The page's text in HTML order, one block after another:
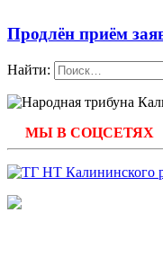
Продлён приём
Найти:
МЫ В СОЦСЕТЯХ